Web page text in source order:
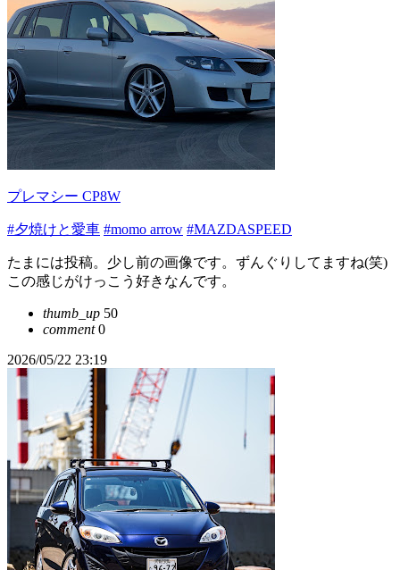
プレマシー CP8W
#夕焼けと愛車 #momo arrow #MAZDASPEED
たまには投稿。少し前の画像です。ずんぐりしてますね(笑)
この感じがけっこう好きなんです。
thumb_up 50
comment0
2026/05/22 23:19